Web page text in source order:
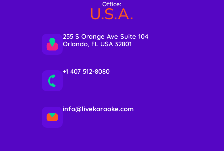
Office:
U.S.A.
255 S Orange Ave Suite 104
Orlando, FL USA 32801
+1 407 512-8080
info@livekaraoke.com